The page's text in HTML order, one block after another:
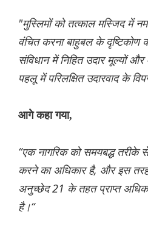
"मुस्लिमों को तत्काल मस्जिद में
वंचित करना बाहुबल के दृष्टिकोण
संविधान में निहित उदार मूल्यों
पहलू में परिलक्षित उदारवाद के
आगे कहा गया,
“एक नागरिक को समयबद्ध तरीके
करने का अधिकार है, और इस तरह
अनुच्छेद 21 के तहत प्राप्त
है।“